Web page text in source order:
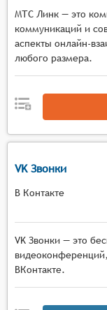
поднятия
реальном
МТС Линк — это
коммуникаций и
аспекты онлайн-
любого размера.
VK Звонки
В Контакте
VK Звонки — это
ВКонтакте.